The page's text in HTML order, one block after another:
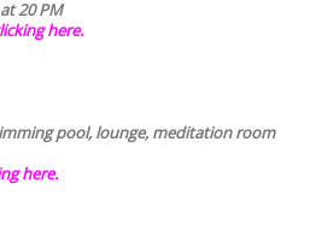
20 PM
here.
pool, lounge, meditation room
here.